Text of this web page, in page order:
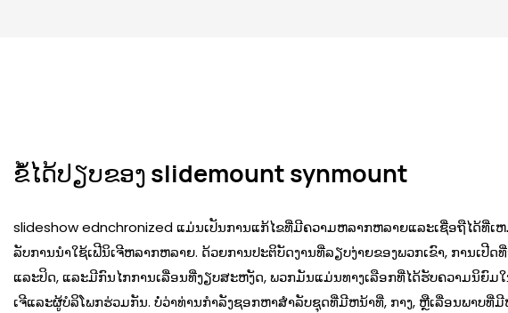
ຂໍ້ໄດ້ປຽບຂອງ slidemount synmount
slideshow ednchronized ແມ່ນເປັນການແກ້ໄຂທີ່ມີຄວາມຫລາກຫລາຍແລະເຊື່ອຖືໄດ້ທີ່ເ
ລັບການນໍາໃຊ້ເຟີນິເຈີຫລາກຫລາຍ. ດ້ວຍການປະຕິບັດງານທີ່ລຽບງ່າຍຂອງພວກເຂົາ, ການເປີດ
ແລະປິດ, ແລະມີກົນໄກການເລື່ອນທີ່ງຽບສະຫງັດ, ພວກມັນແມ່ນທາງເລືອກທີ່ໄດ້ຮັບຄວາມນິຍົມໃ
ເຈີແລະຜູ້ບໍລິໂພກຮ່ວມກັນ. ບໍ່ວ່າທ່ານກໍາລັງຊອກຫາສໍາລັບຊຸດທີ່ມີຫນ້າທີ່, ກາງ, ຫຼືເລື່ອນພາບທີ່